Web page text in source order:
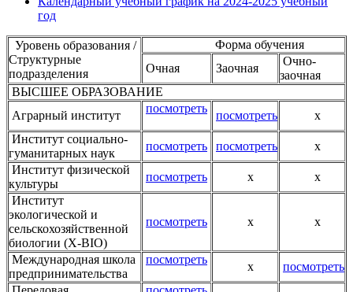
год
Уровень образования /
Структурные
подразделения
Форма обучения
Очная
Заочная
Очно-
заочная
ВЫСШЕЕ ОБРАЗОВАНИЕ
Аграрный институт
посмотреть
посмотреть
х
Институт социально-
гуманитарных наук
посмотреть посмотреть
х
Институт физической
культуры
посмотреть х
х
Институт
экологической и
сельскохозяйственной
биологии (X-BIO)
посмотреть х х
Международная школа
предпринимательства
посмотреть
х
посмотреть